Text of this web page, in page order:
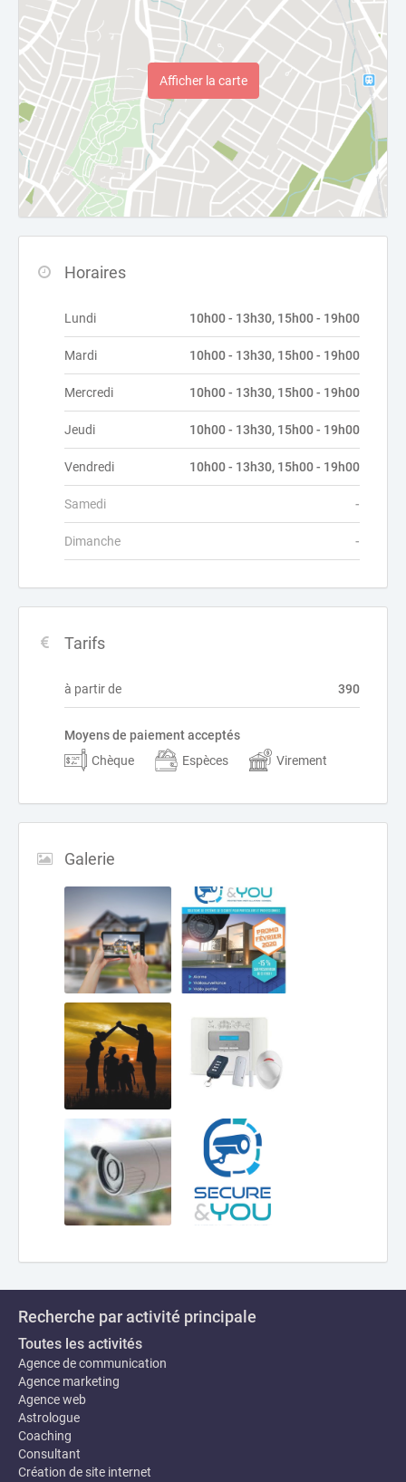
Afficher la carte
Horaires
Lundi 10h00 - 13h30, 15h00 - 19h00
Mardi 10h00 - 13h30, 15h00 - 19h00
Mercredi 10h00 - 13h30, 15h00 - 19h00
Jeudi 10h00 - 13h30, 15h00 - 19h00
Vendredi 10h00 - 13h30, 15h00 - 19h00
Samedi -
Dimanche -
Tarifs
à partir de 390
Moyens de paiement acceptés
Chèque
Espèces Virement
Galerie
Recherche par activité principale
Toutes les activités
Agence de communication
Agence marketing
Agence web
Astrologue
Coaching
Consultant
Création de site internet